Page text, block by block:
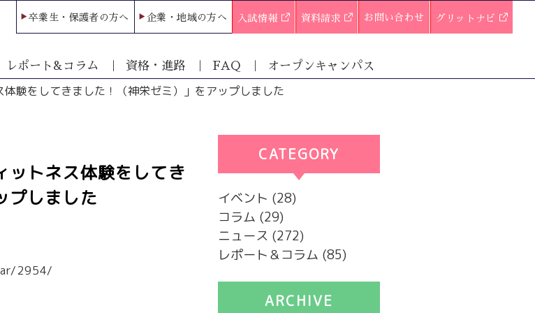
卒業生・保護者の方へ 企業・地域の方へ 入試情報 資料請求 お問い合わせ グリットナビ
レポート&コラム 資格・進路 FAQ オープンキャンパス
験をしてきました！（神栄ゼミ）」をアップしました
ットネス体験をしてき
プしました
2954/
CATEGORY
カテゴリー
イベント (28)
コラム (29)
ニュース (272)
レポート＆コラム (85)
ARCHIVE